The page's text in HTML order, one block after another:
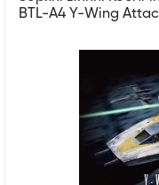
BTL-A4 Y-Wing